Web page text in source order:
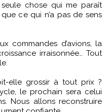
chose qui me paraît
ce qui n’a pas de sens
commandes d’avions, la
irraisonnée… Tout
elle grossir à tout prix ?
le prochain sera celui
Nous allons reconstruire